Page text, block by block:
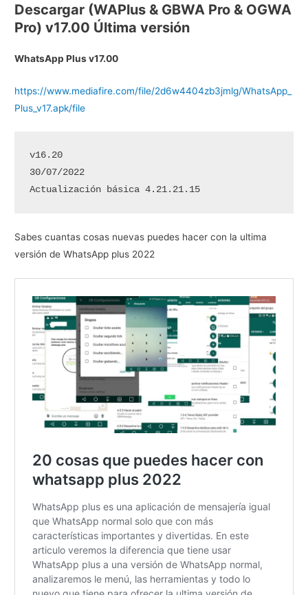
Descargar (WAPlus & GBWA Pro & OGWA
Pro) v17.00 Última versión
WhatsApp Plus v17.00
https://www.mediafire.com/file/2d6w4404zb3jmlg/WhatsApp_
Plus_v17.apk/file
v16.20
30/07/2022
Actualización básica 4.21.21.15
Sabes cuantas cosas nuevas puedes hacer con la ultima
versión de WhatsApp plus 2022